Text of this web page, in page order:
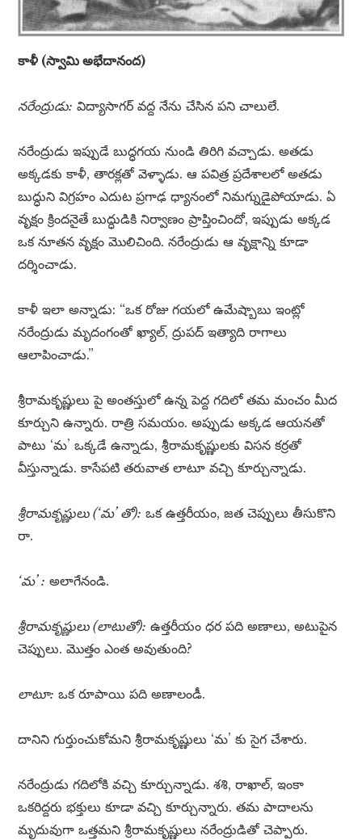
కాళీ (స్వామి అభేదానంద)
నరేంద్రుడు: విద్యాసాగర్ వద్ద నేను చేసిన పని చాలులే.
నరేంద్రుడు ఇప్పుడే బుద్ధగయ నుండి తిరిగి వచ్చాడు. అతడు
అక్కడకు కాళీ, తారక్లతో వెళ్ళాడు. ఆ పవిత్ర ప్రదేశాలలో అతడు
బుద్ధుని విగ్రహం ఎదుట ప్రగాఢ ధ్యానంలో నిమగ్నుడైపోయాడు. ఏ
వృక్షం క్రిందనైతే బుద్ధుడికి నిర్వాణం ప్రాప్తించిందో, ఇప్పుడు అక్కడ
ఒక నూతన వృక్షం మొలిచింది. నరేంద్రుడు ఆ వృక్షాన్ని కూడా
దర్శించాడు.
కాళీ ఇలా అన్నాడు: “ఒక రోజు గయలో ఉమేష్బాబు ఇంట్లో
నరేంద్రుడు మృదంగంతో ఖ్యాల్, ద్రుపద్ ఇత్యాది రాగాలు
ఆలాపించాడు.”
శ్రీరామకృష్ణులు పై అంతస్తులో ఉన్న పెద్ద గదిలో తమ మంచం మీద
కూర్చుని ఉన్నారు. రాత్రి సమయం. అప్పుడు అక్కడ ఆయనతో
పాటు ‘మ’ ఒక్కడే ఉన్నాడు, శ్రీరామకృష్ణులకు విసన కర్రతో
వీస్తున్నాడు. కాసేపటి తరువాత లాటూ వచ్చి కూర్చున్నాడు.
శ్రీరామకృష్ణులు (‘మ’ తో): ఒక ఉత్తరీయం, జత చెప్పులు తీసుకొని
రా.
‘మ’ : అలాగేనండి.
శ్రీరామకృష్ణులు (లాటుతో): ఉత్తరీయం ధర పది అణాలు, అటుపైన
చెప్పులు. మొత్తం ఎంత అవుతుంది?
లాటూ: ఒక రూపాయి పది అణాలండీ.
దానిని గుర్తుంచుకోమని శ్రీరామకృష్ణులు ‘మ’ కు సైగ చేశారు.
నరేంద్రుడు గదిలోకి వచ్చి కూర్చున్నాడు. శశి, రాఖాల్, ఇంకా
ఒకరిద్దరు భక్తులు కూడా వచ్చి కూర్చున్నారు. తమ పాదాలను
మృదువుగా ఒత్తమని శ్రీరామకృష్ణులు నరేంద్రుడితో చెప్పారు.